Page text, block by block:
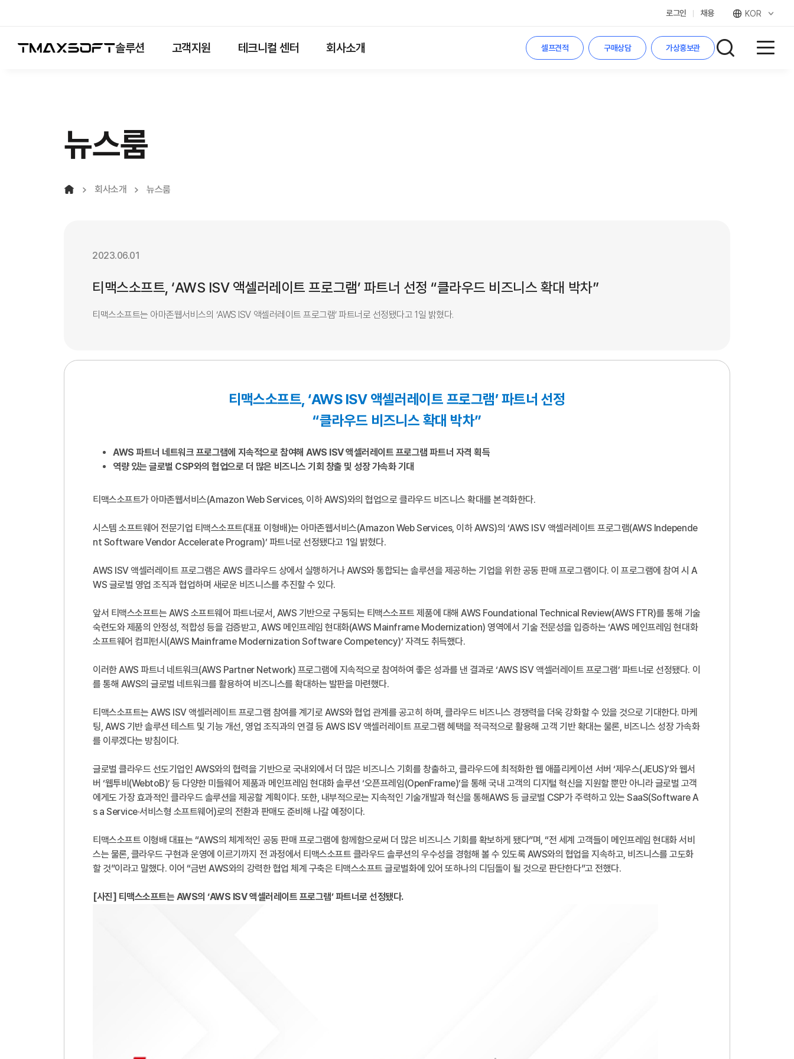
로그인 채용 KOR
솔루션 고객지원 테크니컬 센터 회사소개 셀프견적 구매상담 가상홍보관 검색하기
뉴스룸
회사소개 뉴스룸
2023.06.01
티맥스소프트, ‘AWS ISV 액셀러레이트 프로그램’ 파트너 선정 “클라우드 비즈니스 확대 박차”
티맥스소프트는 아마존웹서비스의 ‘AWS ISV 액셀러레이트 프로그램’ 파트너로 선정됐다고 1일 밝혔다.
티맥스소프트, ‘AWS ISV 액셀러레이트 프로그램’ 파트너 선정
“클라우드 비즈니스 확대 박차”
AWS 파트너 네트워크 프로그램에 지속적으로 참여해 AWS ISV 액셀러레이트 프로그램 파트너 자격 획득
역량 있는 글로벌 CSP와의 협업으로 더 많은 비즈니스 기회 창출 및 성장 가속화 기대
티맥스소프트가 아마존웹서비스(Amazon Web Services, 이하 AWS)와의 협업으로 클라우드 비즈니스 확대를 본격화한다.
시스템 소프트웨어 전문기업 티맥스소프트(대표 이형배)는 아마존웹서비스(Amazon Web Services, 이하 AWS)의 ‘AWS ISV 액셀러레이트 프로그램(AWS Independe
nt Software Vendor Accelerate Program)’ 파트너로 선정됐다고 1일 밝혔다.
AWS ISV 액셀러레이트 프로그램은 AWS 클라우드 상에서 실행하거나 AWS와 통합되는 솔루션을 제공하는 기업을 위한 공동 판매 프로그램이다. 이 프로그램에 참여 시 A
WS 글로벌 영업 조직과 협업하며 새로운 비즈니스를 추진할 수 있다.
앞서 티맥스소프트는 AWS 소프트웨어 파트너로서, AWS 기반으로 구동되는 티맥스소프트 제품에 대해 AWS Foundational Technical Review(AWS FTR)를 통해 기술
숙련도와 제품의 안정성, 적합성 등을 검증받고, AWS 메인프레임 현대화(AWS Mainframe Modernization) 영역에서 기술 전문성을 입증하는 ‘AWS 메인프레임 현대화
소프트웨어 컴피턴시(AWS Mainframe Modernization Software Competency)’ 자격도 취득했다.
이러한 AWS 파트너 네트워크(AWS Partner Network) 프로그램에 지속적으로 참여하여 좋은 성과를 낸 결과로 ‘AWS ISV 액셀러레이트 프로그램’ 파트너로 선정됐다. 이
를 통해 AWS의 글로벌 네트워크를 활용하여 비즈니스를 확대하는 발판을 마련했다.
티맥스소프트는 AWS ISV 액셀러레이트 프로그램 참여를 계기로 AWS와 협업 관계를 공고히 하며, 클라우드 비즈니스 경쟁력을 더욱 강화할 수 있을 것으로 기대한다. 마케
팅, AWS 기반 솔루션 테스트 및 기능 개선, 영업 조직과의 연결 등 AWS ISV 액셀러레이트 프로그램 혜택을 적극적으로 활용해 고객 기반 확대는 물론, 비즈니스 성장 가속화
를 이루겠다는 방침이다.
글로벌 클라우드 선도기업인 AWS와의 협력을 기반으로 국내외에서 더 많은 비즈니스 기회를 창출하고, 클라우드에 최적화한 웹 애플리케이션 서버 ‘제우스(JEUS)’와 웹서
버 ‘웹투비(WebtoB)’ 등 다양한 미들웨어 제품과 메인프레임 현대화 솔루션 ‘오픈프레임(OpenFrame)’을 통해 국내 고객의 디지털 혁신을 지원할 뿐만 아니라 글로벌 고객
에게도 가장 효과적인 클라우드 솔루션을 제공할 계획이다. 또한, 내부적으로는 지속적인 기술개발과 혁신을 통해AWS 등 글로벌 CSP가 주력하고 있는 SaaS(Software A
s a Service·서비스형 소프트웨어)로의 전환과 판매도 준비해 나갈 예정이다.
티맥스소프트 이형배 대표는 “AWS의 체계적인 공동 판매 프로그램에 함께함으로써 더 많은 비즈니스 기회를 확보하게 됐다”며, “전 세계 고객들이 메인프레임 현대화 서비
스는 물론, 클라우드 구현과 운영에 이르기까지 전 과정에서 티맥스소프트 클라우드 솔루션의 우수성을 경험해 볼 수 있도록 AWS와의 협업을 지속하고, 비즈니스를 고도화
할 것”이라고 말했다. 이어 “금번 AWS와의 강력한 협업 체계 구축은 티맥스소프트 글로벌화에 있어 또하나의 디딤돌이 될 것으로 판단한다”고 전했다.
[사진] 티맥스소프트는 AWS의 ‘AWS ISV 액셀러레이트 프로그램’ 파트너로 선정됐다.​